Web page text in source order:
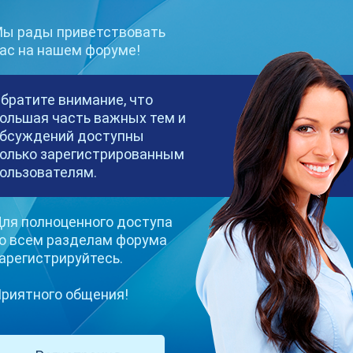
очаровывает, вызывает некую зависимость, а порой делает
долгожданную разрядку. И вебкам-чаты предоставляют
О чем чаще всего просят мемберы?
рады приветствовать
на нашем форуме!
внимание, что
часть важных тем и
доступны
зарегистрированным
полноценного доступа
всем разделам форума
общения!